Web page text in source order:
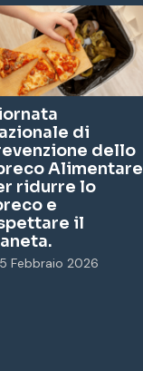
di
dello
Alimentare
ridurre lo
e
il
5 Febbraio 2026